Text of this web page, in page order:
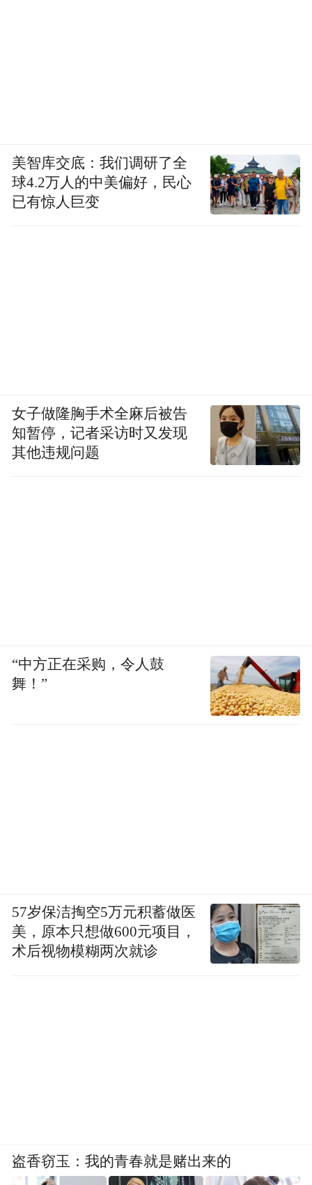
美智库交底：我们调研了全
球4.2万人的中美偏好，民心
已有惊人巨变
女子做隆胸手术全麻后被告
知暂停，记者采访时又发现
其他违规问题
“中方正在采购，令人鼓
舞！”
57岁保洁掏空5万元积蓄做医
美，原本只想做600元项目，
术后视物模糊两次就诊
盗香窃玉：我的青春就是赌出来的